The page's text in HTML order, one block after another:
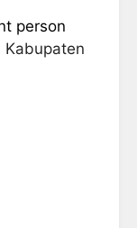
person
Kabupaten